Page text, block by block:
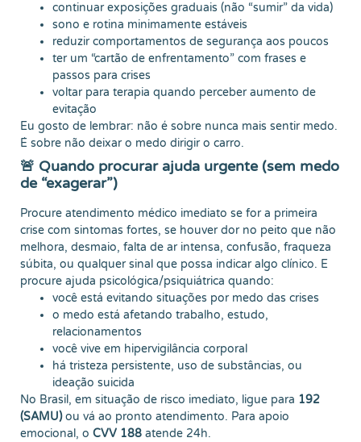
continuar exposições graduais (não “sumir” da vida)
sono e rotina minimamente estáveis
reduzir comportamentos de segurança aos poucos
ter um “cartão de enfrentamento” com frases e
passos para crises
voltar para terapia quando perceber aumento de
evitação
Eu gosto de lembrar: não é sobre nunca mais sentir medo.
É sobre não deixar o medo dirigir o carro.
🚨 Quando procurar ajuda urgente (sem medo
de “exagerar”)
Procure atendimento médico imediato se for a primeira
crise com sintomas fortes, se houver dor no peito que não
melhora, desmaio, falta de ar intensa, confusão, fraqueza
súbita, ou qualquer sinal que possa indicar algo clínico. E
procure ajuda psicológica/psiquiátrica quando:
você está evitando situações por medo das crises
o medo está afetando trabalho, estudo,
relacionamentos
você vive em hipervigilância corporal
há tristeza persistente, uso de substâncias, ou
ideação suicida
No Brasil, em situação de risco imediato, ligue para 192
(SAMU)ou vá ao pronto atendimento. Para apoio
emocional, o CVV 188 atende 24h.